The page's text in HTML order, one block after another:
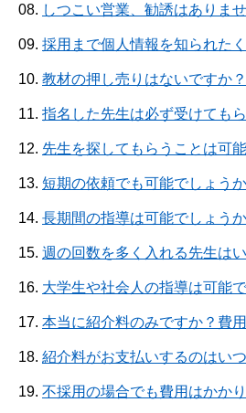
08. しつこい営業、勧誘はありま
09. 採用まで個人情報を知られた
10. 教材の押し売りはないですか？
11. 指名した先生は必ず受けても
12. 先生を探してもらうことは可能
13. 短期の依頼でも可能でしょう
14. 長期間の指導は可能でしょう
15. 週の回数を多く入れる先生は
16. 大学生や社会人の指導は可能
17. 本当に紹介料のみですか？費
18. 紹介料がお支払いするのはい
19. 不採用の場合でも費用はかか